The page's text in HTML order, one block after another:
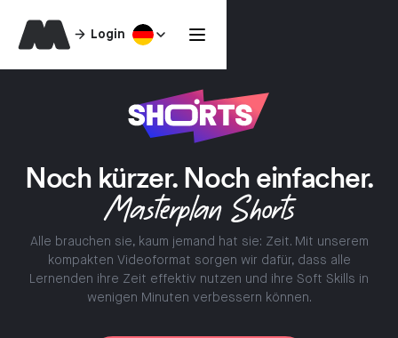
Login
Noch kürzer. Noch einfacher.
Masterplan Shorts
Alle brauchen sie, kaum jemand hat sie: Zeit. Mit unserem
kompakten Videoformat sorgen wir dafür, dass alle
Lernenden ihre Zeit effektiv nutzen und ihre Soft Skills in
wenigen Minuten verbessern können.